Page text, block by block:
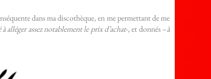
dans ma discothèque, en me permettant de me
alléger assez notablement le prix d’achat-, et donnés –à